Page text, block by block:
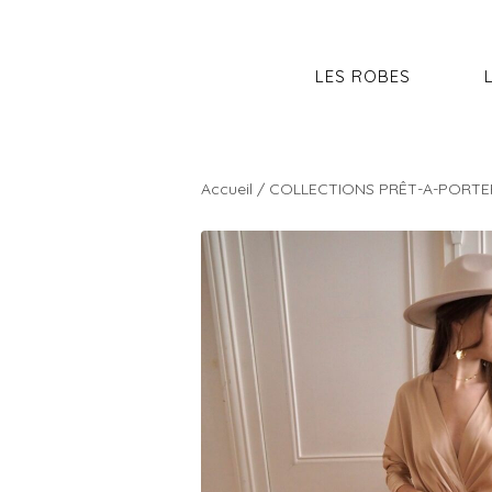
LES ROBES
Accueil / COLLECTIONS PRÊT-A-